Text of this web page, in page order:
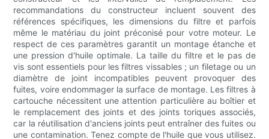
recommandations du constructeur incluent souvent des
références spécifiques, les dimensions du filtre et parfois
même le matériau du joint préconisé pour votre moteur. Le
respect de ces paramètres garantit un montage étanche et
une pression d'huile optimale. La taille du filtre et le pas de
vis sont essentiels pour les filtres vissables ; un filetage ou un
diamètre de joint incompatibles peuvent provoquer des
fuites, voire endommager la surface de montage. Les filtres à
cartouche nécessitent une attention particulière au boîtier et
le remplacement des joints et des joints toriques associés,
car la réutilisation d'anciens joints peut entraîner des fuites ou
une contamination. Tenez compte de l'huile que vous utilisez.